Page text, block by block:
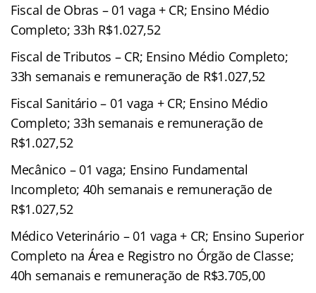
Fiscal de Obras – 01 vaga + CR; Ensino Médio
Completo; 33h R$1.027,52
Fiscal de Tributos – CR; Ensino Médio Completo;
33h semanais e remuneração de R$1.027,52
Fiscal Sanitário – 01 vaga + CR; Ensino Médio
Completo; 33h semanais e remuneração de
R$1.027,52
Mecânico – 01 vaga; Ensino Fundamental
Incompleto; 40h semanais e remuneração de
R$1.027,52
Médico Veterinário – 01 vaga + CR; Ensino Superior
Completo na Área e Registro no Órgão de Classe;
40h semanais e remuneração de R$3.705,00